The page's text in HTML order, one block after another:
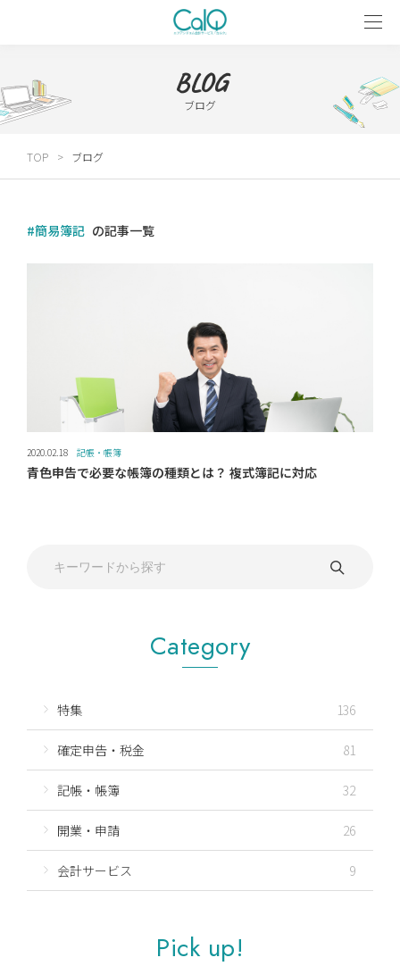
BLOG
ブログ
TOP ブログ
#簡易簿記 の記事一覧
2020.02.18 記帳・帳簿
青色申告で必要な帳簿の種類とは？ 複式簿記に対応
Category
特集 136
確定申告・税金 81
記帳・帳簿 32
開業・申請 26
会計サービス 9
Pick up!